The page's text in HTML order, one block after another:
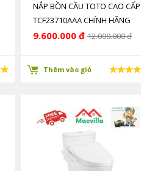
NẮP BỒN CẦU TOTO CAO CẤP
TCF23710AAA CHÍNH HÃNG
GIÁ RẺ
9.600.000 đ 12.000.000 đ
Thêm vào giỏ